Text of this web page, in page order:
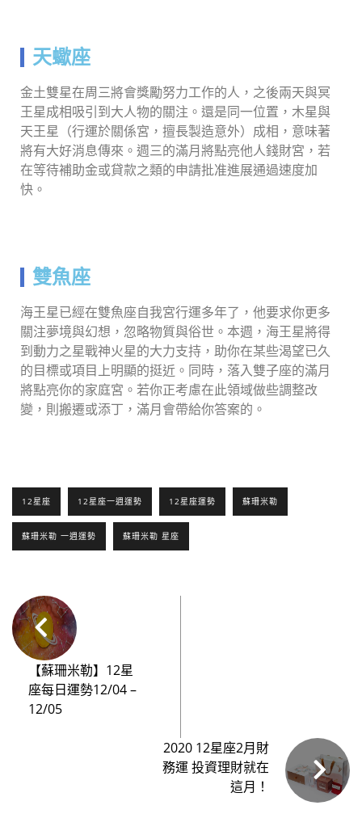
天蠍座
金土雙星在周三將會獎勵努力工作的人，之後兩天與冥
王星成相吸引到大人物的關注。還是同一位置，木星與
天王星（行運於關係宮，擅長製造意外）成相，意味著
將有大好消息傳來。週三的滿月將點亮他人錢財宮，若
在等待補助金或貸款之類的申請批准進展通過速度加
快。
雙魚座
海王星已經在雙魚座自我宮行運多年了，他要求你更多
關注夢境與幻想，忽略物質與俗世。本週，海王星將得
到動力之星戰神火星的大力支持，助你在某些渴望已久
的目標或項目上明顯的挺近。同時，落入雙子座的滿月
將點亮你的家庭宮。若你正考慮在此領域做些調整改
變，則搬遷或添丁，滿月會帶給你答案的。
12星座 12星座一週運勢 12星座運勢 蘇珊米勒
蘇珊米勒 一週運勢 蘇珊米勒 星座
【蘇珊米勒】12星
座每日運勢12/04 –
12/05
2020 12星座2月財
務運 投資理財就在
這月！